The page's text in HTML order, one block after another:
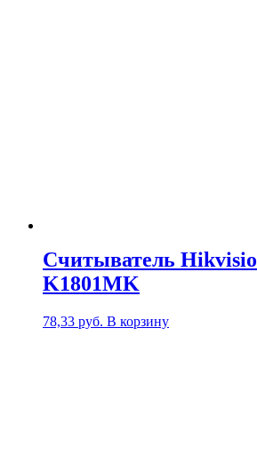
Считыватель
K1801MK
78,33 руб. В корзину